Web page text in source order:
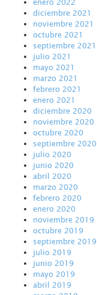
diciembre 2021
noviembre 2021
octubre 2021
septiembre 2021
julio 2021
mayo 2021
marzo 2021
febrero 2021
enero 2021
diciembre 2020
noviembre 2020
octubre 2020
septiembre 2020
julio 2020
junio 2020
abril 2020
marzo 2020
febrero 2020
enero 2020
noviembre 2019
octubre 2019
septiembre 2019
julio 2019
junio 2019
mayo 2019
abril 2019